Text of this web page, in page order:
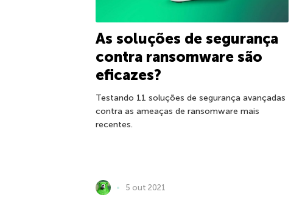
As soluções de segurança
contra ransomware são
eficazes?
Testando 11 soluções de segurança avançadas
contra as ameaças de ransomware mais
recentes.
5 out 2021